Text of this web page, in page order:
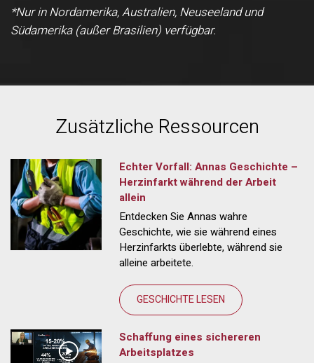
*Nur in Nordamerika, Australien, Neuseeland und
Südamerika (außer Brasilien) verfügbar.
Zusätzliche Ressourcen
Echter Vorfall: Annas Geschichte –
Herzinfarkt während der Arbeit
allein
Entdecken Sie Annas wahre
Geschichte, wie sie während eines
Herzinfarkts überlebte, während sie
alleine arbeitete.
GESCHICHTE LESEN
Schaffung eines sichereren
Arbeitsplatzes